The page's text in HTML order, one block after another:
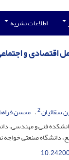
اطلاعات نشریه
اقتصادی و
سقائیان2 محسن
فنی و مهندسی،
دانشگاه صنعتی خواجه